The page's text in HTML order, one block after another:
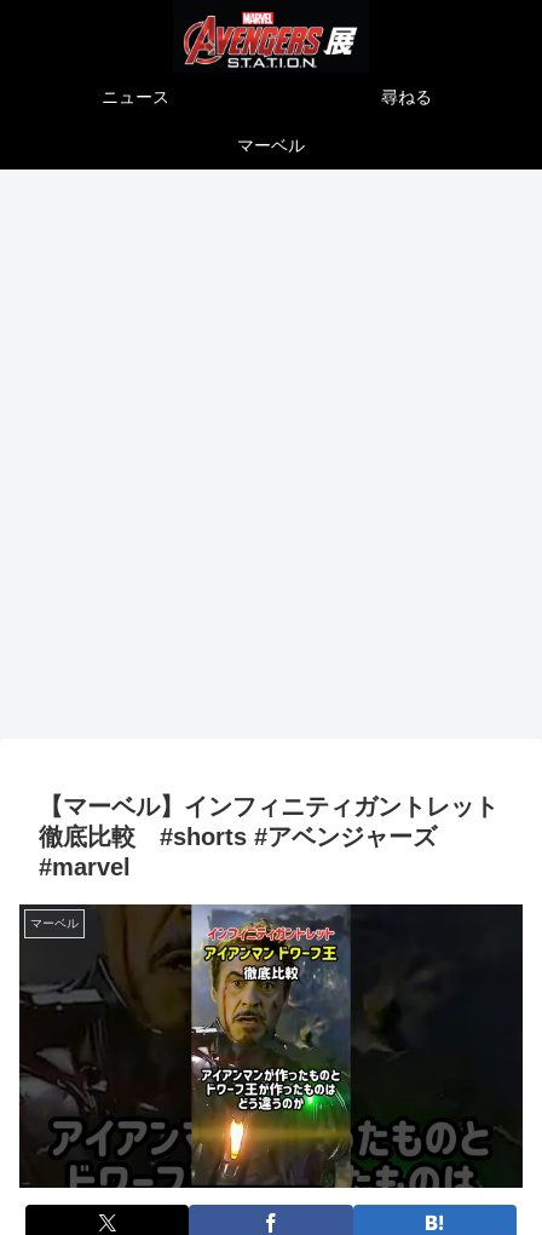
ニュース 尋ねる
マーベル
【マーベル】インフィニティガントレット
徹底比較 #shorts #アベンジャーズ
#marvel
マーベル